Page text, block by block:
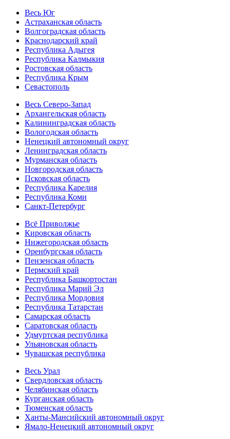
Весь Юг
Астраханская область
Волгоградская область
Краснодарский край
Республика Адыгея
Республика Калмыкия
Ростовская область
Республика Крым
Севастополь
Весь Северо-Запад
Архангельская область
Калининградская область
Вологодская область
Ненецкий автономный округ
Ленинградская область
Мурманская область
Новгородская область
Псковская область
Республика Карелия
Республика Коми
Санкт-Петербург
Всё Приволжье
Кировская область
Нижегородская область
Оренбургская область
Пензенская область
Пермский край
Республика Башкортостан
Республика Марий Эл
Республика Мордовия
Республика Татарстан
Самарская область
Саратовская область
Удмуртская республика
Ульяновская область
Чувашская республика
Весь Урал
Свердловская область
Челябинская область
Курганская область
Тюменская область
Ханты-Мансийский автономный округ
Ямало-Ненецкий автономный округ